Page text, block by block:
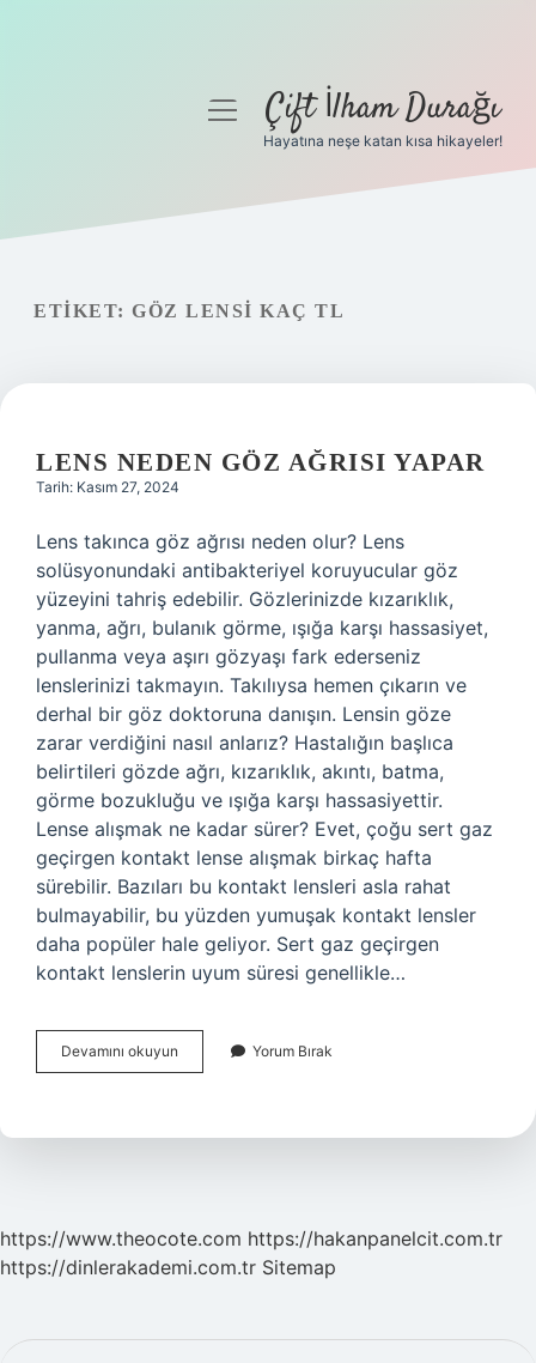
Gizlilik Politikası
menüyüÇift İlham Durağı
Hayatına neşe katan kısa hikayeler!
ETIKET: GÖZ LENSI KAÇ TL
LENS NEDEN GÖZ AĞRISI YAPAR
Tarih: Kasım 27, 2024
Lens takınca göz ağrısı neden olur? Lens
solüsyonundaki antibakteriyel koruyucular göz
yüzeyini tahriş edebilir. Gözlerinizde kızarıklık,
yanma, ağrı, bulanık görme, ışığa karşı hassasiyet,
pullanma veya aşırı gözyaşı fark ederseniz
lenslerinizi takmayın. Takılıysa hemen çıkarın ve
derhal bir göz doktoruna danışın. Lensin göze
zarar verdiğini nasıl anlarız? Hastalığın başlıca
belirtileri gözde ağrı, kızarıklık, akıntı, batma,
görme bozukluğu ve ışığa karşı hassasiyettir.
Lense alışmak ne kadar sürer? Evet, çoğu sert gaz
geçirgen kontakt lense alışmak birkaç hafta
sürebilir. Bazıları bu kontakt lensleri asla rahat
bulmayabilir, bu yüzden yumuşak kontakt lensler
daha popüler hale geliyor. Sert gaz geçirgen
kontakt lenslerin uyum süresi genellikle…
Devamını okuyun
Neden
Yapar
Yorum Bırak
https://www.theocote.com https://hakanpanelcit.com.tr
https://dinlerakademi.com.tr Sitemap